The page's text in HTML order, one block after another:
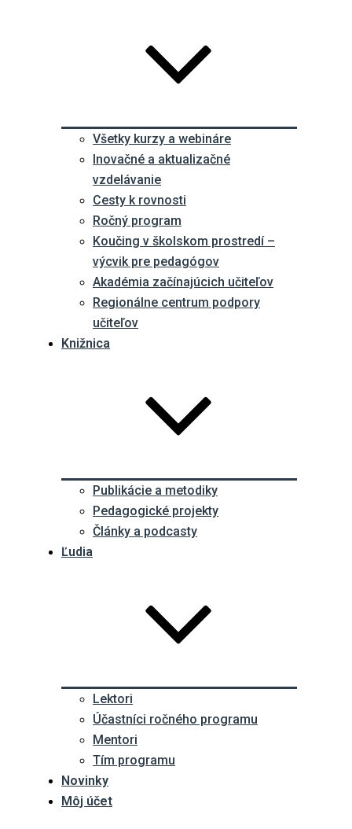
Všetky kurzy a webináre
Inovačné a aktualizačné
vzdelávanie
Cesty k rovnosti
Ročný program
Koučing v školskom prostredí –
výcvik pre pedagógov
Akadémia začínajúcich učiteľov
Regionálne centrum podpory
učiteľov
Knižnica
Publikácie a metodiky
Pedagogické projekty
Články a podcasty
Ľudia
Lektori
Účastníci ročného programu
Mentori
Tím programu
Novinky
Môj účet